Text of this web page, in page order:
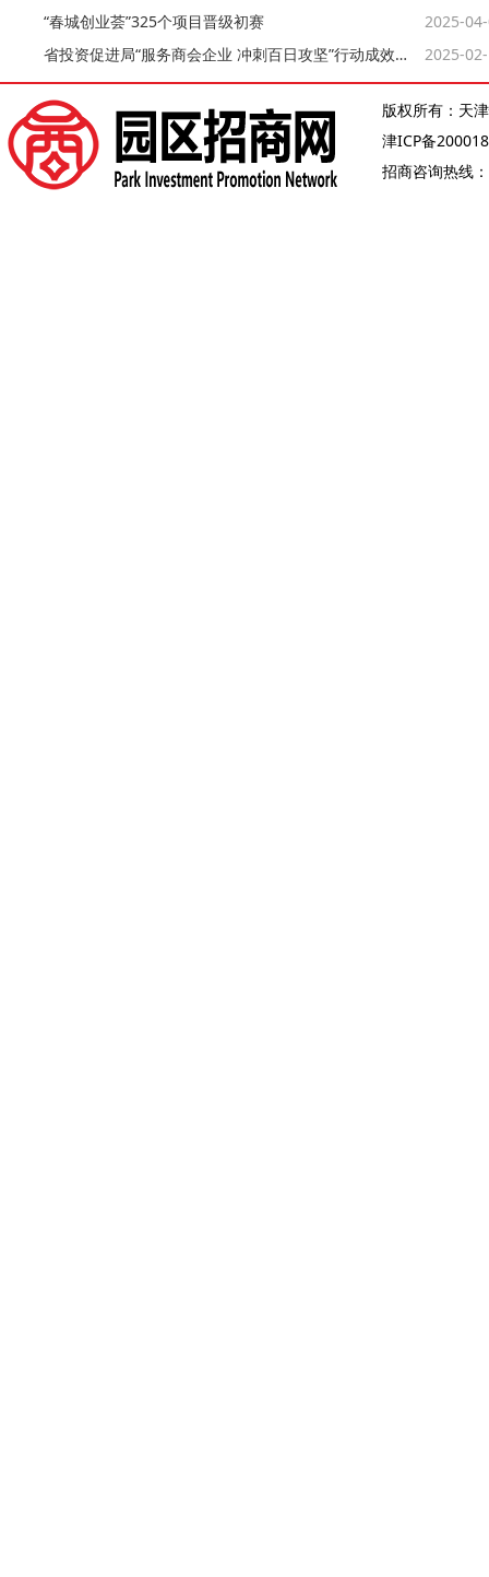
“春城创业荟”325个项目晋级初赛
2025-
省投资促进局“服务商会企业 冲刺百日攻坚”行动成效明显
2025-
版权所有：天
津ICP备
招商咨询热线：